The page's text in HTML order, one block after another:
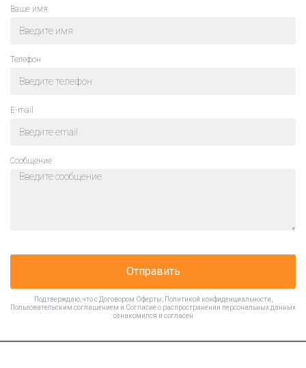
Ваше имя
Телефон
E-mail
Cообщение
Отправить
Подтверждаю, что с Договором Оферты Политикой конфиденциальности
Пользовательским соглашением и Согласие о распространении персональных данных
ознакомился и согласен